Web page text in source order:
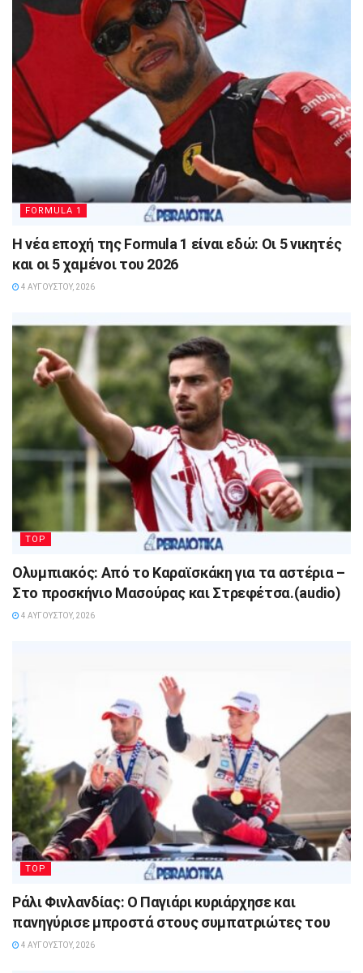
FORMULA 1
Η νέα εποχή της Formula 1 είναι εδώ: Οι 5 νικητές
και οι 5 χαμένοι του 2026
4 ΑΥΓΟΎΣΤΟΥ, 2026
TOP
Ολυμπιακός: Από το Καραϊσκάκη για τα αστέρια –
Στο προσκήνιο Μασούρας και Στρεφέτσα.(audio)
4 ΑΥΓΟΎΣΤΟΥ, 2026
TOP
Ράλι Φινλανδίας: Ο Παγιάρι κυριάρχησε και
πανηγύρισε μπροστά στους συμπατριώτες του
4 ΑΥΓΟΎΣΤΟΥ, 2026